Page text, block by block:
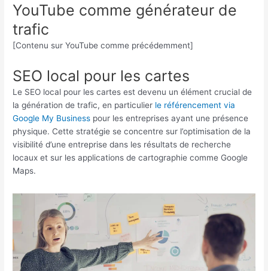
YouTube comme générateur de
trafic
[Contenu sur YouTube comme précédemment]
SEO local pour les cartes
Le SEO local pour les cartes est devenu un élément crucial de
la génération de trafic, en particulier le référencement via
Google My Business pour les entreprises ayant une présence
physique. Cette stratégie se concentre sur l’optimisation de la
visibilité d’une entreprise dans les résultats de recherche
locaux et sur les applications de cartographie comme Google
Maps.